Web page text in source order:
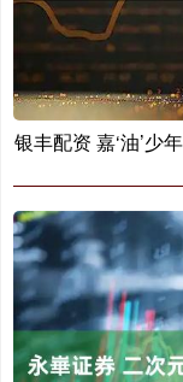
银丰配资 嘉‘油’少